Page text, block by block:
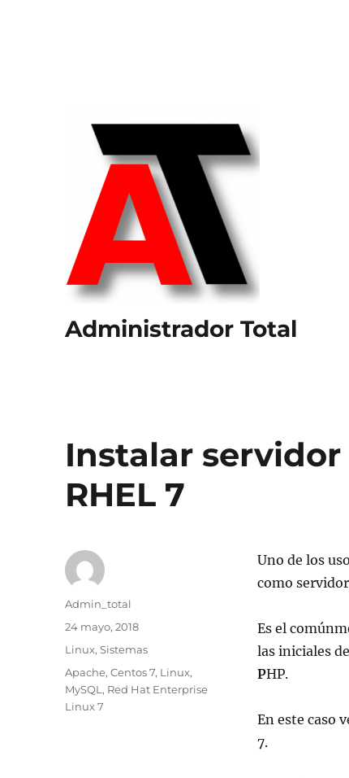
Administrador Total
Instalar servidor
RHEL 7
Uno de los
como
Es el
las iniciales
PHP.
En este caso
7.
Autor
Admin_total
Publicado
el
24 mayo, 2018
Categorías
Linux,Sistemas
Etiquetas
Apache,Centos 7, Linux,
MySQL , Red Hat Enterprise
Linux 7